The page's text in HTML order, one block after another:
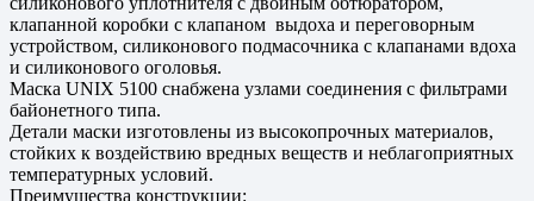
клапанной коробки с клапаном выдоха и переговорным
устройством, силиконового подмасочника с клапанами вдоха
и силиконового оголовья.
Маска UNIX 5100 снабжена узлами соединения с фильтрами
байонетного типа.
Детали маски изготовлены из высокопрочных материалов,
стойких к воздействию вредных веществ и неблагоприятных
температурных условий.
Преимущества конструкции: